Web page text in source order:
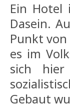
Ein
Dasein.
Punkt
es im
sich
Gebaut